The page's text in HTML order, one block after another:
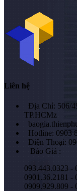
Liên hệ
Địa Chỉ: 506/
TP.HCMz
Hotline: 0903
Điện Thoại:
Báo Giá :
093.443.0323 -
0901.36.2181 -
0909.929.809 -